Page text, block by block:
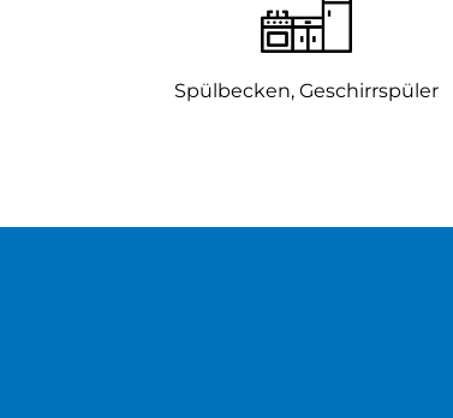
Spülbecken, Geschirrspüler